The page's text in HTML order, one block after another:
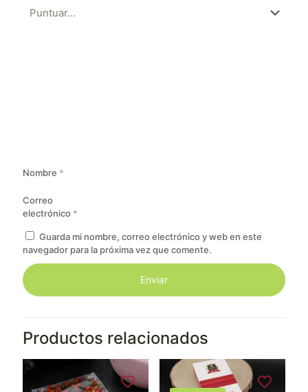
Nombre *
Correo
electrónico *
Guarda mi nombre, correo electrónico y web en este
navegador para la próxima vez que comente.
Productos relacionados